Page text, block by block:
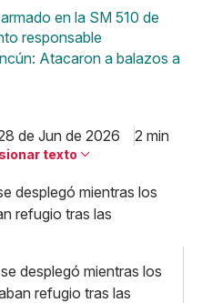
en la SM 510 de
responsable
Atacaron a balazos a
de Jun de 2026 2 min
texto
desplegó mientras los
refugio tras las